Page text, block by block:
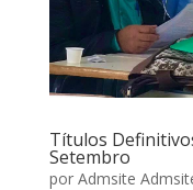
Títulos
Setembro
por Admsite